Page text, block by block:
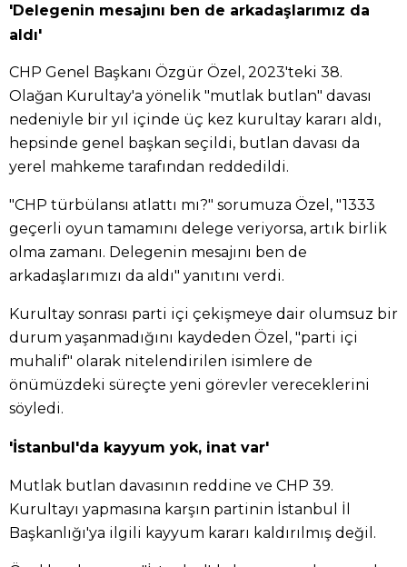
'Delegenin mesajını ben de arkadaşlarımız da
aldı'
CHP Genel Başkanı Özgür Özel, 2023'teki 38.
Olağan Kurultay'a yönelik "mutlak butlan" davası
nedeniyle bir yıl içinde üç kez kurultay kararı aldı,
hepsinde genel başkan seçildi, butlan davası da
yerel mahkeme tarafından reddedildi.
"CHP türbülansı atlattı mı?" sorumuza Özel, "1333
geçerli oyun tamamını delege veriyorsa, artık birlik
olma zamanı. Delegenin mesajını ben de
arkadaşlarımızı da aldı" yanıtını verdi.
Kurultay sonrası parti içi çekişmeye dair olumsuz bir
durum yaşanmadığını kaydeden Özel, "parti içi
muhalif" olarak nitelendirilen isimlere de
önümüzdeki süreçte yeni görevler vereceklerini
söyledi.
'İstanbul'da kayyum yok, inat var'
Mutlak butlan davasının reddine ve CHP 39.
Kurultayı yapmasına karşın partinin İstanbul İl
Başkanlığı'ya ilgili kayyum kararı kaldırılmış değil.